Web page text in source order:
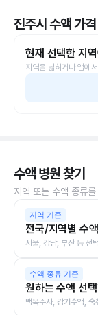
진주시 수액 가
현재 선택한 지
지역을 넓히거나 앱에
수액 병원 찾기
지역 또는 수액 종류
지역 기준
전국/지역별 수
서울, 강남, 부산 등 선
수액 종류 기준
원하는 수액 선
백옥주사, 감기수액,